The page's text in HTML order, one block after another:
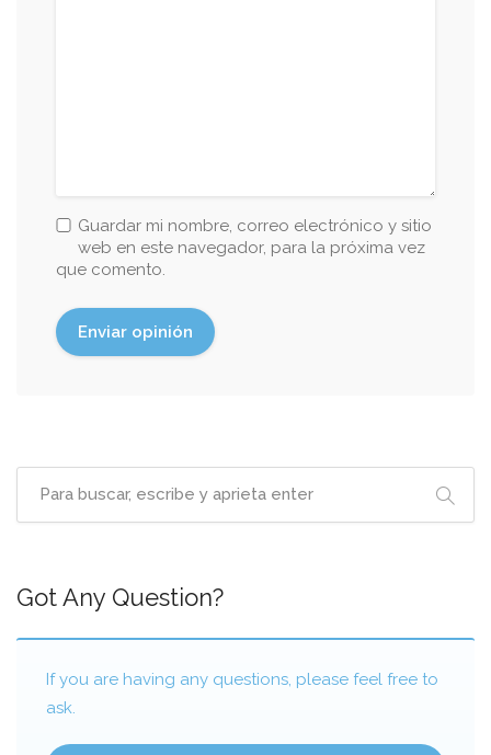
Guardar mi nombre, correo electrónico y sitio
web en este navegador, para la próxima vez
que comento.
Got Any Question?
If you are having any questions, please feel free to
ask.